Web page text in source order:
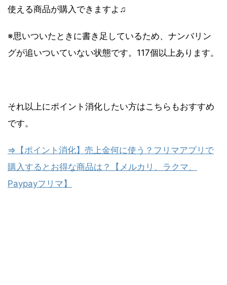
使える商品が購入できますよ♫
※思いついたときに書き足しているため、ナンバリン
グが追いついていない状態です。117個以上あります。
それ以上にポイント消化したい方はこちらもおすすめ
です。
⇒【ポイント消化】売上金何に使う？フリマアプリで
購入するとお得な商品は？【メルカリ、ラクマ、
Paypayフリマ】